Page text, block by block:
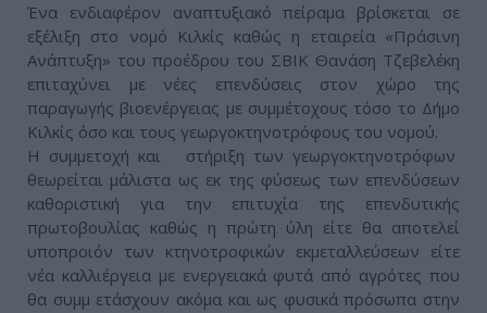
Ένα ενδιαφέρον αναπτυξιακό πείραμα βρίσκεται σε
εξέλιξη στο νομό Κιλκίς καθώς η εταιρεία «Πράσινη
Ανάπτυξη» του προέδρου του ΣΒΙΚ Θανάση Τζεβελέκη
επιταχύνει με νέες επενδύσεις στον χώρο της
παραγωγής βιοενέργειας με συμμέτοχους τόσο το Δήμο
Κιλκίς όσο και τους γεωργοκτηνοτρόφους του νομού.
Η συμμετοχή και στήριξη των γεωργοκτηνοτρόφων
θεωρείται μάλιστα ως εκ της φύσεως των επενδύσεων
καθοριστική για την επιτυχία της επενδυτικής
πρωτοβουλίας καθώς η πρώτη ύλη είτε θα αποτελεί
υποπροιόν των κτηνοτροφικών εκμεταλλεύσεων είτε
νέα καλλιέργεια με ενεργειακά φυτά από αγρότες που
θα συμμ ετάσχουν ακόμα και ως φυσικά πρόσωπα στην